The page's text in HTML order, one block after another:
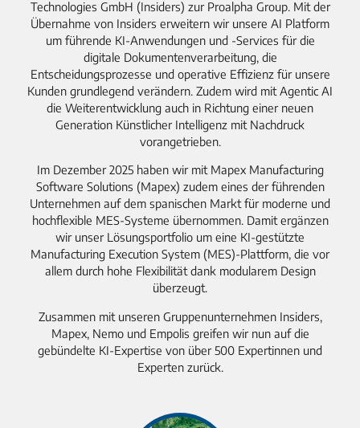
Technologies GmbH (Insiders) zur Proalpha Group. Mit der
Übernahme von Insiders erweitern wir unsere AI Platform
um führende KI-Anwendungen und -Services für die
digitale Dokumentenverarbeitung, die
Entscheidungsprozesse und operative Effizienz für unsere
Kunden grundlegend verändern. Zudem wird mit Agentic AI
die Weiterentwicklung auch in Richtung einer neuen
Generation Künstlicher Intelligenz mit Nachdruck
vorangetrieben.
Im Dezember 2025 haben wir mit Mapex Manufacturing
Software Solutions (Mapex) zudem eines der führenden
Unternehmen auf dem spanischen Markt für moderne und
hochflexible MES-Systeme übernommen. Damit ergänzen
wir unser Lösungsportfolio um eine KI-gestützte
Manufacturing Execution System (MES)-Plattform, die vor
allem durch hohe Flexibilität dank modularem Design
überzeugt.
Zusammen mit unseren Gruppenunternehmen Insiders,
Mapex, Nemo und Empolis greifen wir nun auf die
gebündelte KI-Expertise von über 500 Expertinnen und
Experten zurück.